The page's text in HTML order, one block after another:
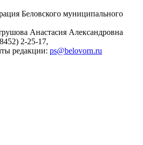
Беловского муниципального
Анастасия Александровна
2-25-17,
редакции: ps@belovorn.ru